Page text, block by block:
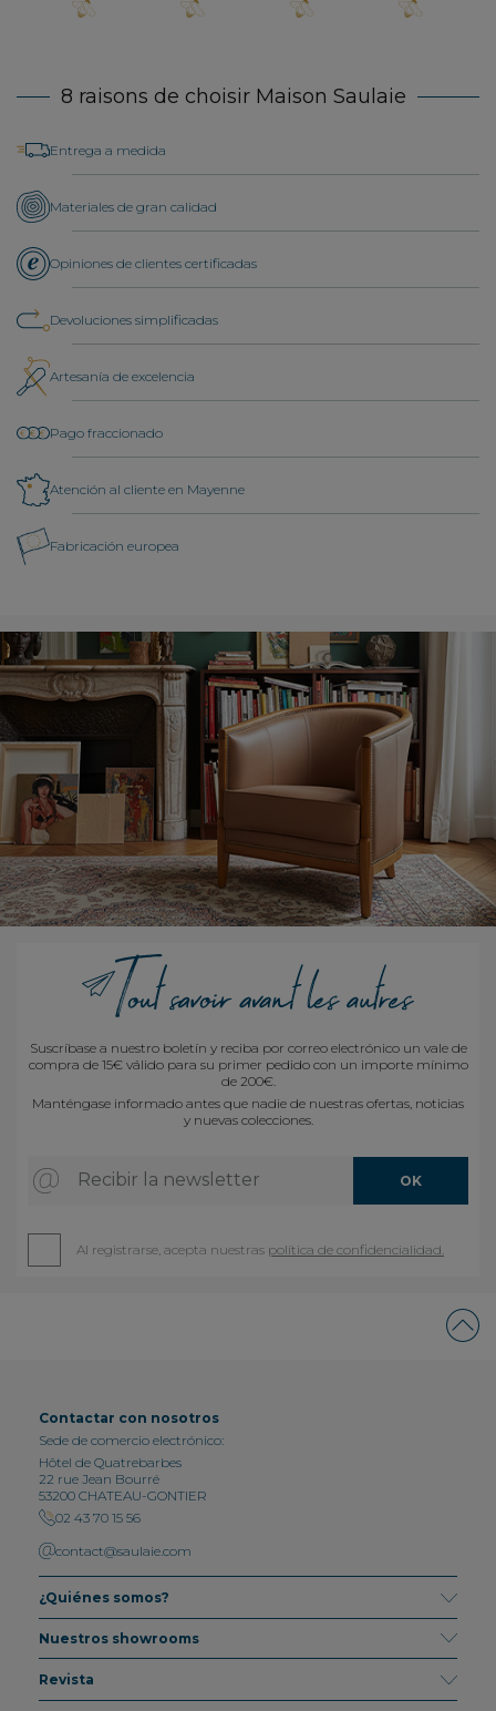
8 raisons de choisir Maison Saulaie
Entrega a medida
Materiales de gran calidad
Opiniones de clientes certificadas
Devoluciones simplificadas
Artesanía de excelencia
Pago fraccionado
Atención al cliente en Mayenne
Fabricación europea
Suscríbase a nuestro boletín y reciba por correo electrónico un vale de
compra de 15€ válido para su primer pedido con un importe mínimo
de 200€.
Manténgase informado antes que nadie de nuestras ofertas, noticias
y nuevas colecciones.
Recibir la newsletter OK
Al registrarse, acepta nuestras política de confidencialidad.
Contactar con nosotros
Sede de comercio electrónico:
Hôtel de Quatrebarbes
22 rue Jean Bourré
53200 CHATEAU-GONTIER
02 43 70 15 56
contact@saulaie.com
¿Quiénes somos?
Nuestros showrooms
Revista